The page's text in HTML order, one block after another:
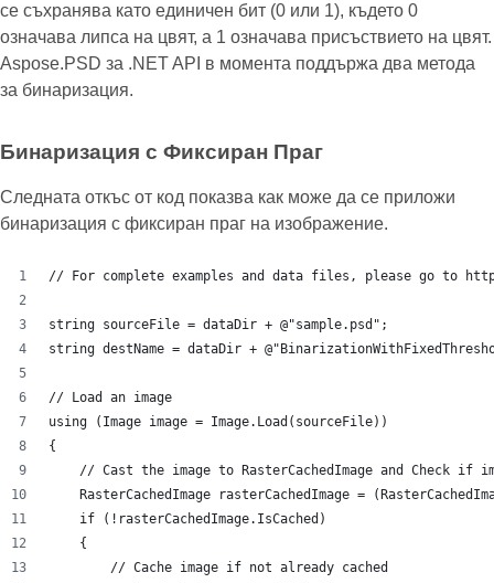
се съхранява като единичен бит (0 или 1), където 0
означава липса на цвят, а 1 означава присъствието на цвят.
Aspose.PSD за .NET API в момента поддържа два метода
за бинаризация.
Бинаризация с Фиксиран Праг
Следната откъс от код показва как може да се приложи
бинаризация с фиксиран праг на изображение.
// For complete examples and data files, please go to
string sourceFile = dataDir + @"sample.psd";
string destName = dataDir +
// Load an image
using (Image image = Image.Load(sourceFile))
{
// Cast the image to RasterCachedImage and Check if
RasterCachedImage rasterCachedImage =
    if (!rasterCachedImage.IsCached)
    {
        // Cache image if not already cached